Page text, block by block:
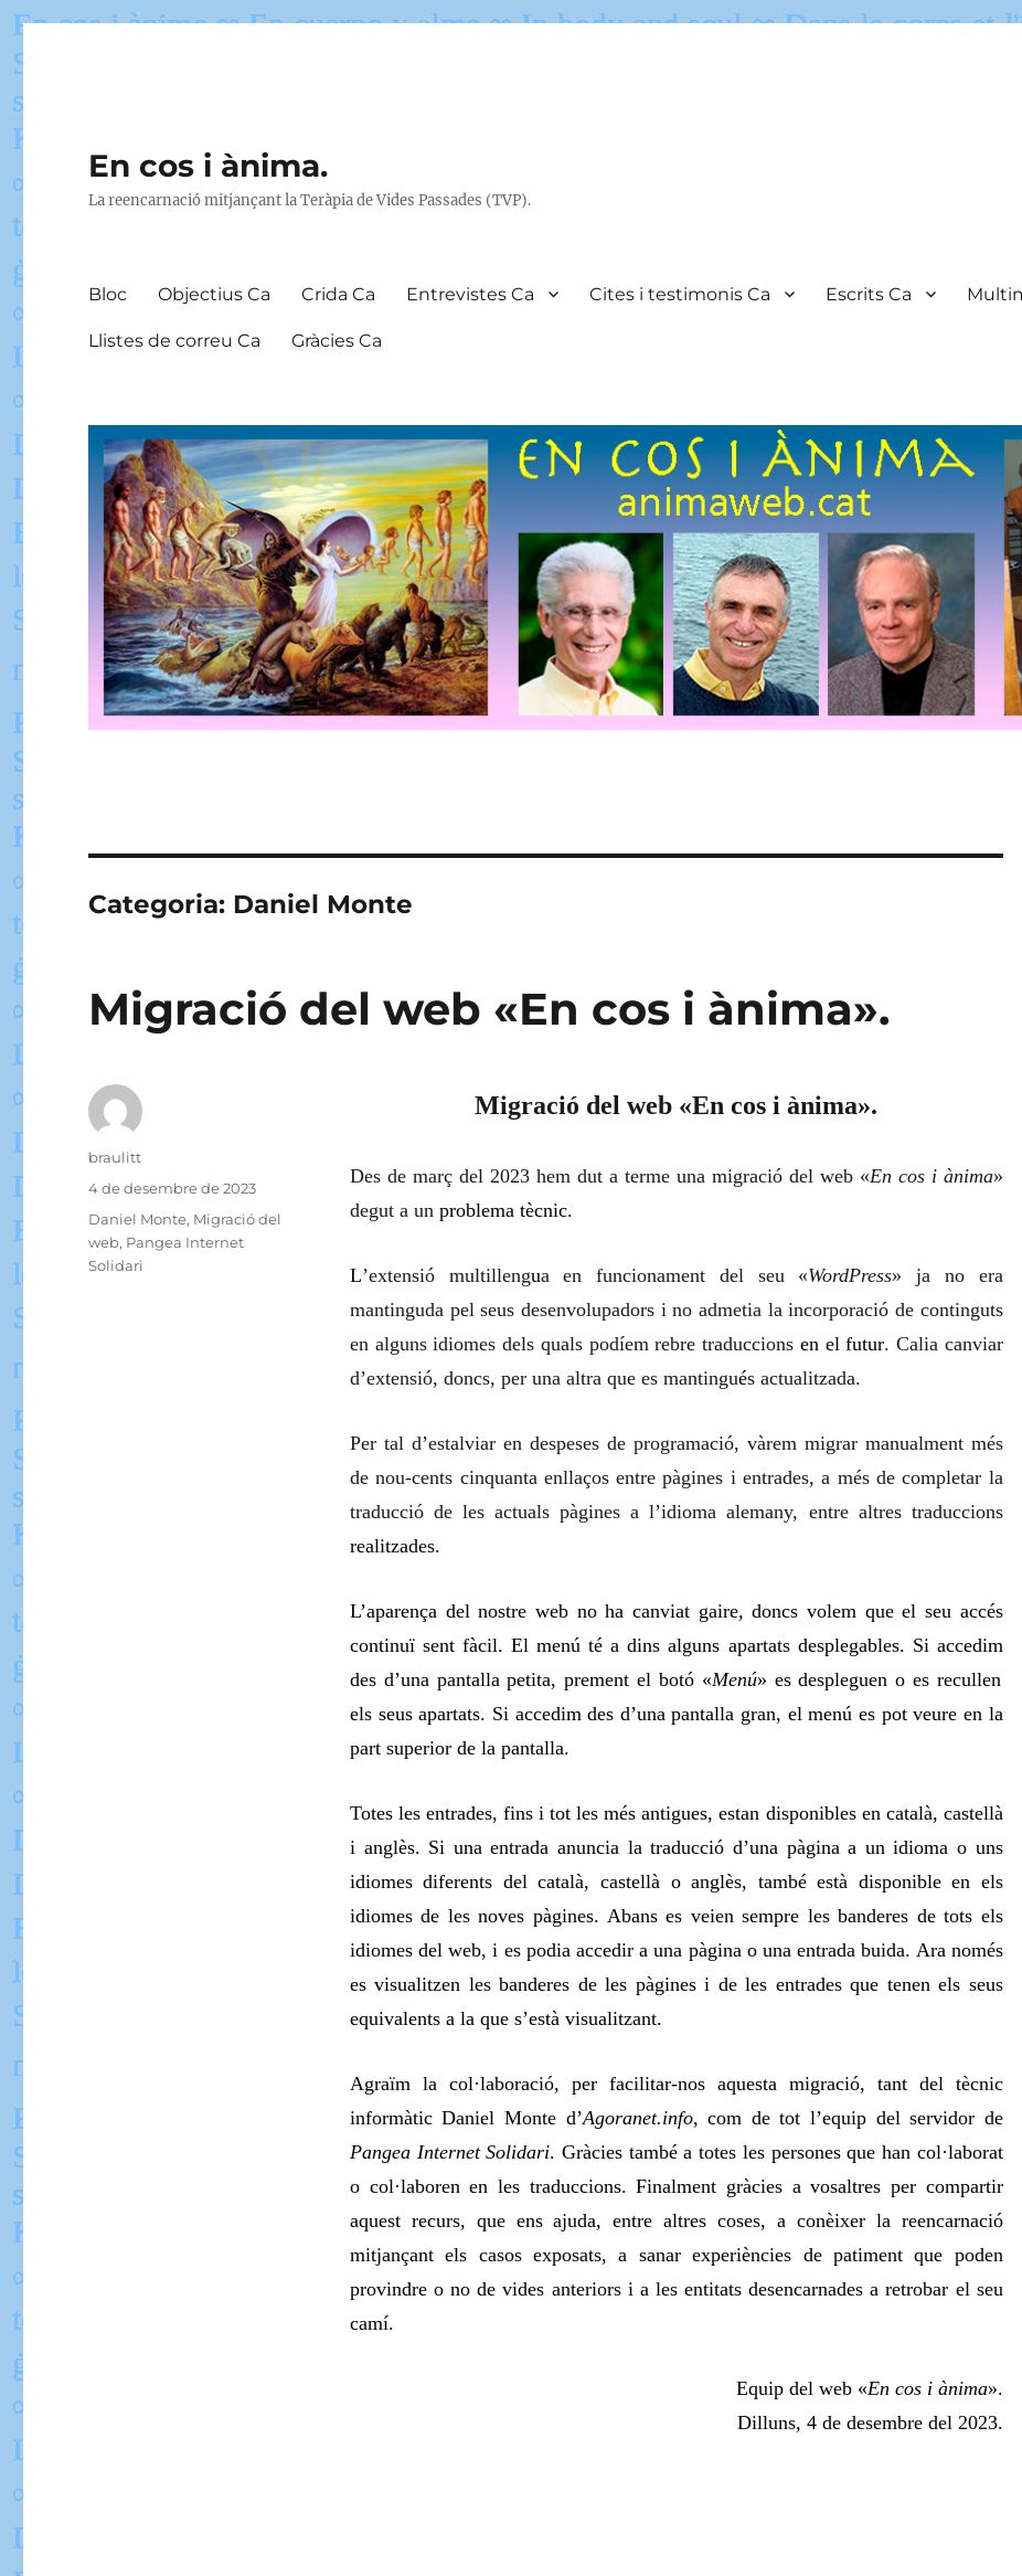
En cos i ànima.
La reencarnació mitjançant la Teràpia de Vides Passades (TVP).
Bloc Objectius Ca Crida Ca Entrevistes Ca Cites i testimonis Ca Escrits Ca
Llistes de correu Ca Gràcies Ca
Categoria: Daniel Monte
Migració del web «En cos i ànima».
Migració del web «En cos i ànima».
Des de març del 2023 hem dut a terme una migració del web «En cos i ànima»
degut a un problema tècnic.
L’extensió multillengua en funcionament del seu «WordPress» ja no era
mantinguda pel seus desenvolupadors i no admetia la incorporació de continguts
en alguns idiomes dels quals podíem rebre traduccions en el futur. Calia canviar
d’extensió, doncs, per una altra que es mantingués actualitzada.
Per tal d’estalviar en despeses de programació, vàrem migrar manualment més
de nou-cents cinquanta enllaços entre pàgines i entrades, a més de completar la
traducció de les actuals pàgines a l’idioma alemany, entre altres traduccions
realitzades.
L’aparença del nostre web no ha canviat gaire, doncs volem que el seu accés
continuïsent fàcil.El menú téa dinsalguns apartats desplegables. Si accedim
des d’una pantalla petita, prement el botó «Menú» es despleguen o es recullen
els seus apartats. Si accedimdes d’una pantalla gran, el menú es pot veure en la
part superior de la pantalla.
Totes les entrades, fins i tot les més antigues, estan disponibles en català, castellà
i anglès. Si una entrada anuncia la traducció d’una pàgina a un idioma o uns
idiomes diferents del català, castellà o anglès, també està disponible en els
idiomes de les noves pàgines. Abans es veien sempre les banderes de tots els
idiomesdel web, i es podia accedir a una pàgina o una entrada buida. Ara només
es visualitzen les banderes de les pàgines i de les entrades que tenen els seus
equivalents a la que s’està visualitzant.
Agraïm la col·laboració, per facilitar-nos aquesta migració, tant del tècnic
informàtic Daniel Monte d’Agoranet.info, com de tot l’equip del servidor de
Pangea Internet Solidari. Gràcies també a totes les persones que han col·laborat
o col·laboren en les traduccions. Finalment gràcies a vosaltres per compartir
aquest recurs, que ens ajuda, entre altres coses, a conèixer la reencarnació
mitjançant els casos exposats, a sanar experiències de patiment que poden
provindre o no de vides anteriors i a les entitats desencarnades a retrobar el seu
camí.
Equip del web «En cos i ànima».
Dilluns, 4 de desembre del 2023.
Autor
braulitt
Publicat
4 de desembre de 2023
Categories
Daniel Monte, Migració del
web, Pangea Internet
Solidari